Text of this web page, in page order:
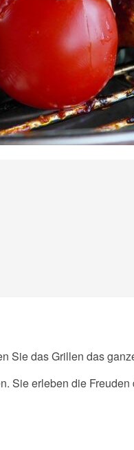
Sie das Grillen das
Sie erleben die